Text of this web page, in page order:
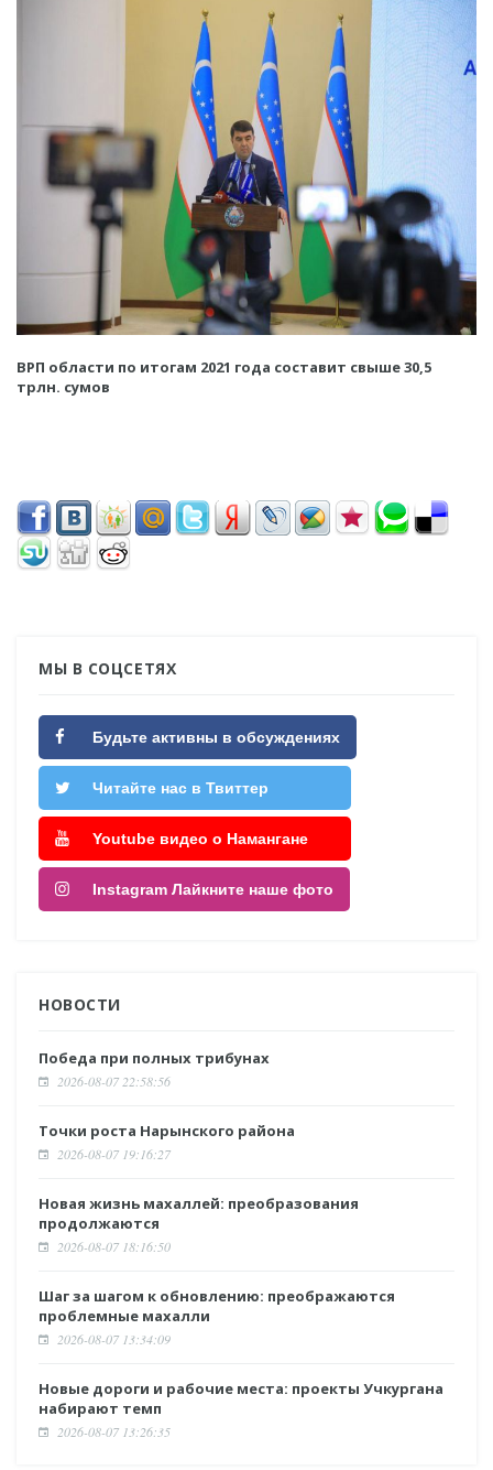
ВРП области по итогам 2021 года составит свыше 30,5
трлн. сумов
МЫ В СОЦСЕТЯХ
Будьте активны в обсуждениях
Читайте нас в Твиттер
Youtube видео о Намангане
Instagram Лайкните наше фото
НОВОСТИ
Победа при полных трибунах
2026-08-07 22:58:56
Точки роста Нарынского района
2026-08-07 19:16:27
Новая жизнь махаллей: преобразования
продолжаются
2026-08-07 18:16:50
Шаг за шагом к обновлению: преображаются
проблемные махалли
2026-08-07 13:34:09
Новые дороги и рабочие места: проекты Учкургана
набирают темп
2026-08-07 13:26:35